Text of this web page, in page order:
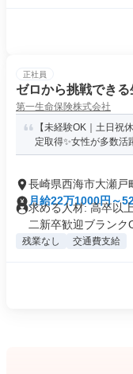
正社員
ゼロから挑戦でき
第一生命保険株式会社
【未経験OK｜土日祝
定取得✨女性が多数活
長崎県西海市大瀬戸
月給22万1000円～
求める人材: 高卒以
二新卒歓迎ブランク
残業なし 交通費支給